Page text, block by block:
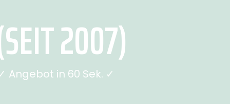
2007)
Angebot in 60 Sek. ✓